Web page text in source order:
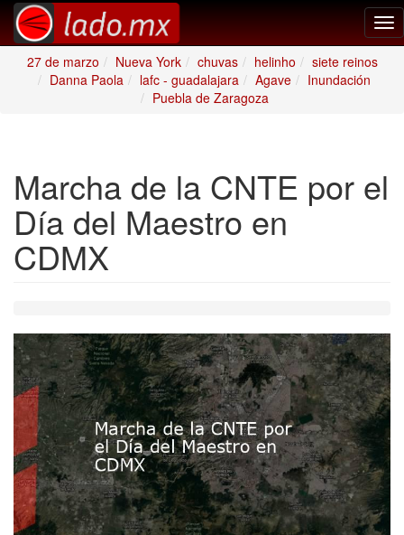
27 de marzo
Nueva York chuvas helinho
siete reinos
Danna Paola
lafc - guadalajara Agave
Inundación
Puebla de Zaragoza
Marcha de la CNTE por el
Día del Maestro en
CDMX